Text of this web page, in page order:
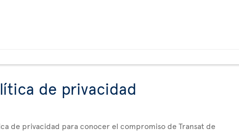
de privacidad
de privacidad para conocer el compromiso de Transat de